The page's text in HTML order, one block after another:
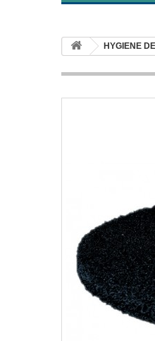
HYGIENE